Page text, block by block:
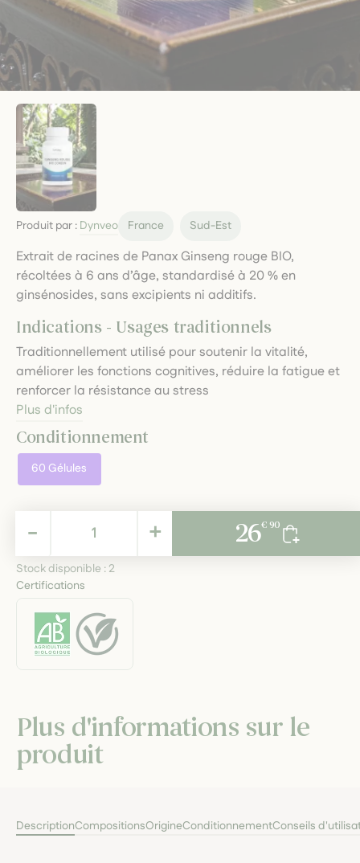
Produit par : Dynveo France Sud-Est
Extrait de racines de Panax Ginseng rouge BIO,
récoltées à 6 ans d’âge, standardisé à 20 % en
ginsénosides, sans excipients ni additifs.
Indications - Usages traditionnels
Traditionnellement utilisé pour soutenir la vitalité,
améliorer les fonctions cognitives, réduire la fatigue et
renforcer la résistance au stress
Plus d'infos
Conditionnement
60 Gélules
26,90 € TTC+
- 26€ 90
Stock disponible : 2
Certifications
Plus d'informations sur le
produit
DescriptionCompositionsOrigineConditionnementConseils